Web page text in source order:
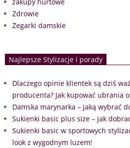
Zdrowie
Zegarki damskie
Najlepsze Stylizacje i porady
Dlaczego opinie klientek są dziś
producenta? Jak kupować ubrania
Damska marynarka – jaką wybrać
Sukienki basic plus size – jak
Sukienki basic w sportowych
look z wygodnym luzem!